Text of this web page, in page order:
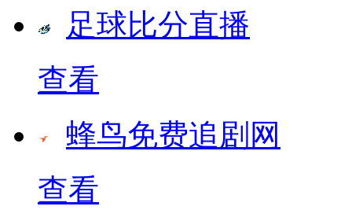
足球比分直播
查看
蜂鸟免费追剧网
查看